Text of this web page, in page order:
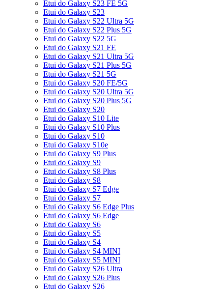
Etui do Galaxy S23 FE 5G
Etui do Galaxy S23
Etui do Galaxy S22 Ultra 5G
Etui do Galaxy S22 Plus 5G
Etui do Galaxy S22 5G
Etui do Galaxy S21 FE
Etui do Galaxy S21 Ultra 5G
Etui do Galaxy S21 Plus 5G
Etui do Galaxy S21 5G
Etui do Galaxy S20 FE/5G
Etui do Galaxy S20 Ultra 5G
Etui do Galaxy S20 Plus 5G
Etui do Galaxy S20
Etui do Galaxy S10 Lite
Etui do Galaxy S10 Plus
Etui do Galaxy S10
Etui do Galaxy S10e
Etui do Galaxy S9 Plus
Etui do Galaxy S9
Etui do Galaxy S8 Plus
Etui do Galaxy S8
Etui do Galaxy S7 Edge
Etui do Galaxy S7
Etui do Galaxy S6 Edge Plus
Etui do Galaxy S6 Edge
Etui do Galaxy S6
Etui do Galaxy S5
Etui do Galaxy S4
Etui do Galaxy S4 MINI
Etui do Galaxy S5 MINI
Etui do Galaxy S26 Ultra
Etui do Galaxy S26 Plus
Etui do Galaxy S26